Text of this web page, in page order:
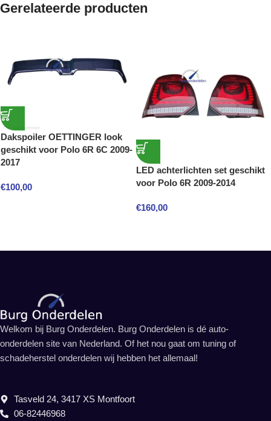
Gerelateerde producten
Dakspoiler OETTINGER look
geschikt voor Polo 6R 6C 2009-
2017
€100,00
LED achterlichten set geschikt
voor Polo 6R 2009-2014
€160,00
Welkom bij Burg Onderdelen. Burg Onderdelen is dé auto-
onderdelen site van Nederland. Of het nou gaat om tuning of
schadeherstel onderdelen wij hebben het allemaal!
Tasveld 24, 3417 XS Montfoort
06-82446968